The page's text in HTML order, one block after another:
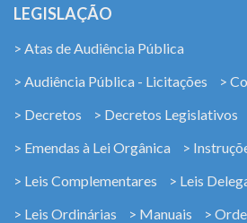
LEGISLAÇÃO
> Atas de Audiência Pública
> Audiência Pública - Licitações
>
> Decretos
> Decretos Legislativos
> Emendas à Lei Orgânica
>
> Leis Complementares
> Leis
> Leis Ordinárias
> Manuais
>